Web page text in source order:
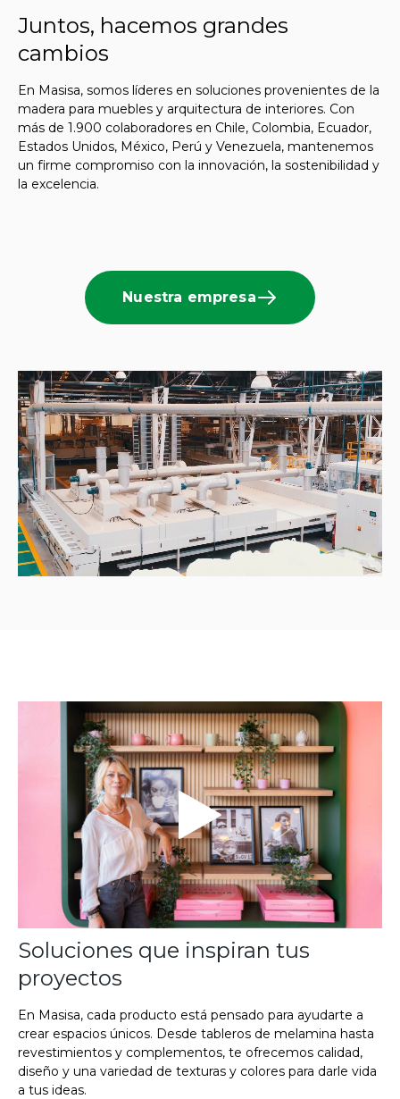
Juntos, hacemos grandes
cambios
En Masisa, somos líderes en soluciones provenientes de la
madera para muebles y arquitectura de interiores. Con
más de 1.900 colaboradores en Chile, Colombia, Ecuador,
Estados Unidos, México, Perú y Venezuela, mantenemos
un firme compromiso con la innovación, la sostenibilidad y
la excelencia.
Nuestra empresa
Soluciones que inspiran tus
proyectos
En Masisa, cada producto está pensado para ayudarte a
crear espacios únicos. Desde tableros de melamina hasta
revestimientos y complementos, te ofrecemos calidad,
diseño y una variedad de texturas y colores para darle vida
a tus ideas.